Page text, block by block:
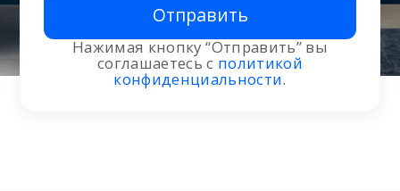
Отправить
Нажимая кнопку “Отправить” вы
соглашаетесь с политикой
конфиденциальности.